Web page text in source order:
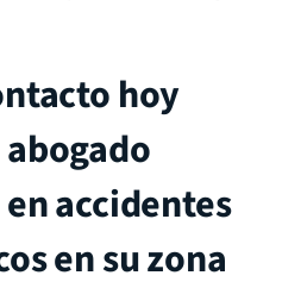
hoy
accidentes
en su zona